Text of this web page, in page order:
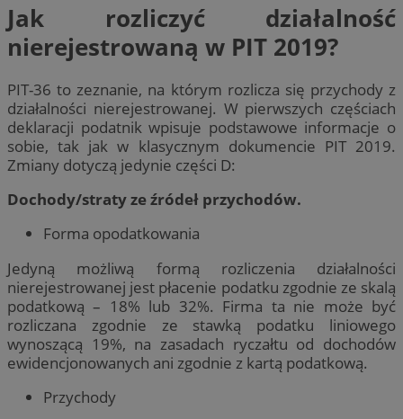
Jak rozliczyć działalność
nierejestrowaną w PIT 2019?
PIT-36 to zeznanie, na którym rozlicza się przychody z
działalności nierejestrowanej. W pierwszych częściach
deklaracji podatnik wpisuje podstawowe informacje o
sobie, tak jak w klasycznym dokumencie PIT 2019.
Zmiany dotyczą jedynie części D:
Dochody/straty ze źródeł przychodów.
Forma opodatkowania
Jedyną możliwą formą rozliczenia działalności
nierejestrowanej jest płacenie podatku zgodnie ze skalą
podatkową – 18% lub 32%. Firma ta nie może być
rozliczana zgodnie ze stawką podatku liniowego
wynoszącą 19%, na zasadach ryczałtu od dochodów
ewidencjonowanych ani zgodnie z kartą podatkową.
Przychody